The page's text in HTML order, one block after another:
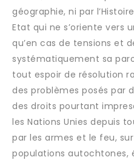
géographie, ni par
Etat qui ne s’oriente vers
qu’en cas de tensions et
systématiquement sa
tout espoir de résolution
des problèmes posés par
des droits pourtant
les Nations Unies depuis
par les armes et le feu,
populations autochtones,